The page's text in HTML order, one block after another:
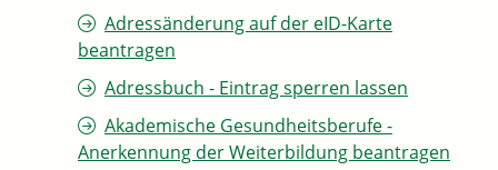
Adressänderung auf der eID-Karte
beantragen
Adressbuch - Eintrag sperren lassen
Akademische Gesundheitsberufe -
Anerkennung der Weiterbildung beantragen